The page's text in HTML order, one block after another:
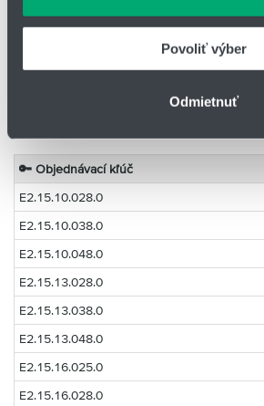
keď ste používali ich služby.
Povoliť výber
Odmietnuť
E2I.15.40.075.0
E2I.15.50.038.0
🔑 Objednávací kľúč
E2.15.10.028.0
E2.15.10.038.0
E2.15.10.048.0
E2.15.13.028.0
E2.15.13.038.0
E2.15.13.048.0
E2.15.16.025.0
E2.15.16.028.0